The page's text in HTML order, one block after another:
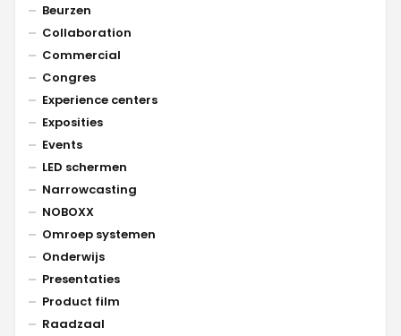
Beurzen
Collaboration
Commercial
Congres
Experience centers
Exposities
Events
LED schermen
Narrowcasting
NOBOXX
Omroep systemen
Onderwijs
Presentaties
Product film
Raadzaal